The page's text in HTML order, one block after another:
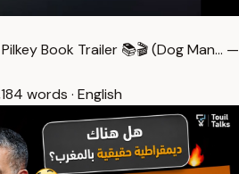
Book Trailer 📚🎬 (Dog Man… —
words · English